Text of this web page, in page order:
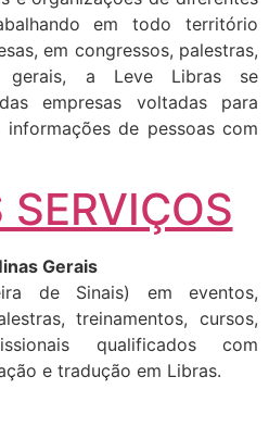
em todo território
em congressos, palestras,
gerais, a Leve Libras se
empresas voltadas para
de pessoas com
Gerais
de Sinais) em eventos,
treinamentos, cursos,
qualificados com
e tradução em Libras.